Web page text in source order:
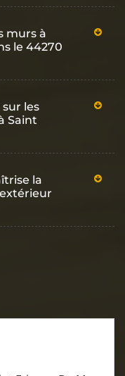
murs à
le 44270
les
Saint
la